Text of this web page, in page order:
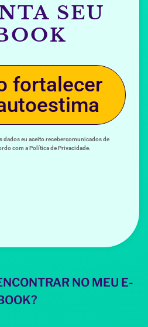
SEU
fortalecer
dados eu aceito recebercomunicados de
com a Política de Privacidade.
NO MEU E-